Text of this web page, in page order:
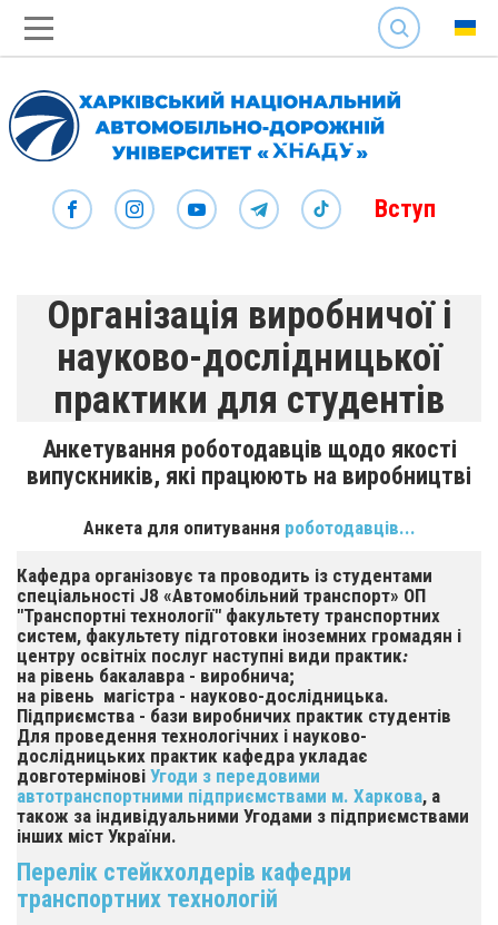
SEARCH
Вступ
Організація виробничої і
науково-дослідницької
практики для студентів
Анкетування роботодавців щодо якості
випускників, які працюють на виробництві
Анкета для опитування роботодавців...
Кафедра організовує та проводить із студентами
спеціальності J8 «Автомобільний транспорт» ОП
"Транспортні технології" факультету транспортних
систем, факультету підготовки іноземних громадян і
центру освітніх послуг наступні види практик:
на рівень бакалавра - виробнича;
на рівень магістра - науково-дослідницька.
Підприємства - бази виробничих практик студентів
Для проведення технологічних і науково-
дослідницьких практик кафедра укладає
довготермінові Угоди з передовими
автотранспортними підприємствами м. Харкова, а
також за індивідуальними Угодами з підприємствами
інших міст України.
Перелік стейкхолдерів кафедри
транспортних технологій